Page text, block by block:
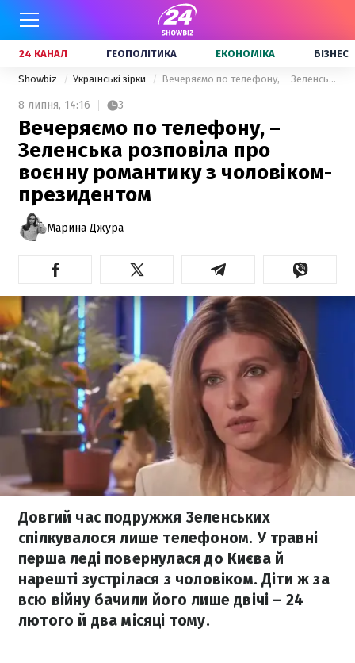
24 КАНАЛ ГЕОПОЛІТИКА ЕКОНОМІКА БІЗНЕС
Showbiz Українські зірки Вечеряємо по телефону, – Зеленська розповіла про воєнну романтику з чоловіком-президентом
8 липня, 14:16 3
Вечеряємо по телефону, –
Зеленська розповіла про
воєнну романтику з чоловіком-
президентом
Марина Джура
Довгий час подружжя Зеленських
спілкувалося лише телефоном. У травні
перша леді повернулася до Києва й
нарешті зустрілася з чоловіком. Діти ж за
всю війну бачили його лише двічі – 24
лютого й два місяці тому.